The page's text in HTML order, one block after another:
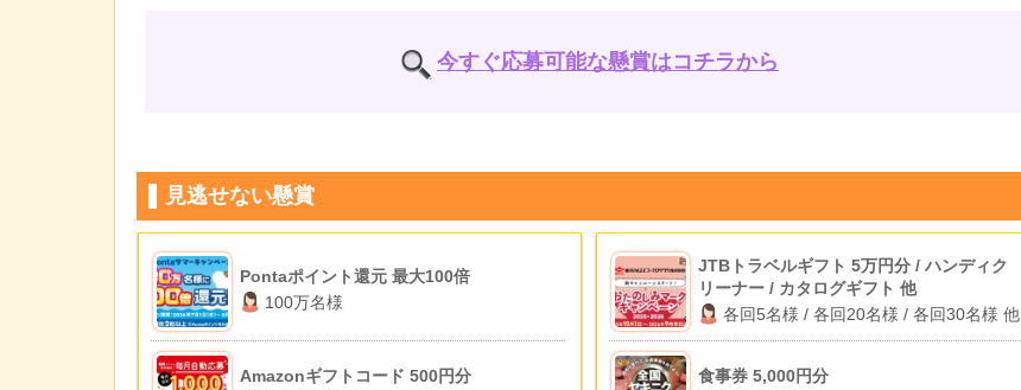
今すぐ応募可能な懸賞はコチラから
見逃せない懸賞
Pontaポイント還元 最大100倍
100万名様
Amazonギフトコード 500円分
JTBトラベルギフト 5万円分 / ハンディク
リーナー / カタログギフト 他
各回5名様 / 各回20名様 / 各回30名様 他
食事券 5,000円分